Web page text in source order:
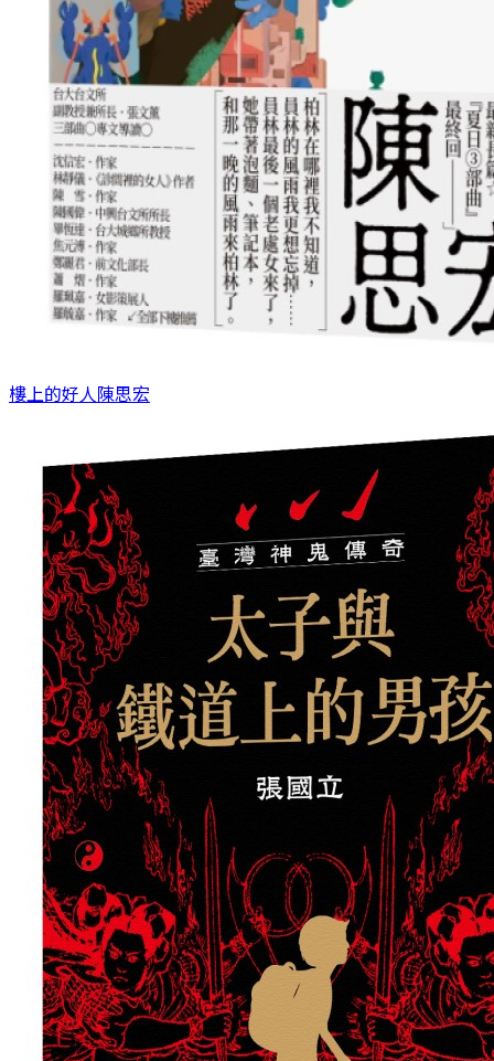
樓上的好人 陳思宏